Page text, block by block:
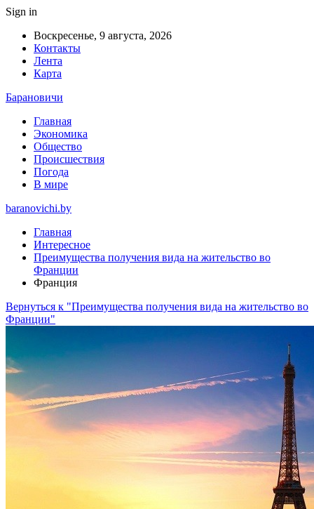
Sign in
Воскресенье, 9 августа, 2026
Контакты
Лента
Карта
Барановичи
Главная
Экономика
Общество
Происшествия
Погода
В мире
baranovichi.by
Главная
Интересное
Преимущества получения вида на жительство во
Франции
Франция
Вернуться к "Преимущества получения вида на жительство во
Франции"